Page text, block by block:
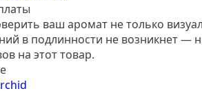
ваш аромат не только
в подлинности не возникнет —
на этот товар.